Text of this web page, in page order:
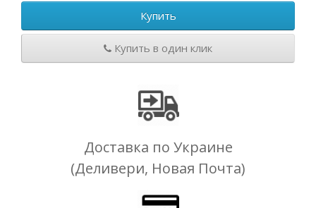
Купить
Купить в один клик
Доставка по Украине
(Деливери, Новая Почта)